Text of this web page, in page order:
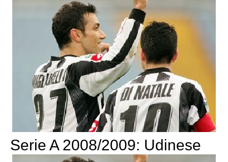
Serie A 2008/2009: Udinese